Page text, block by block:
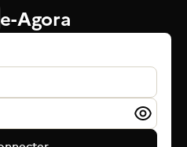
e-Agora